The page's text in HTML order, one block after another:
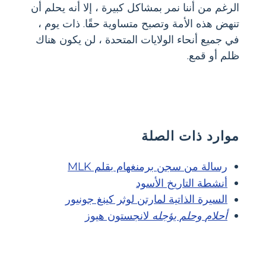
الرغم من أننا نمر بمشاكل كبيرة ، إلا أنه يحلم أن
تنهض هذه الأمة وتصبح متساوية حقًا. ذات يوم ،
في جميع أنحاء الولايات المتحدة ، لن يكون هناك
ظلم أو قمع.
موارد ذات الصلة
رسالة من سجن برمنغهام بقلم MLK
أنشطة التاريخ الأسود
السيرة الذاتية لمارتن لوثر كينغ جونيور
أحلام وحلم يؤجله لانجستون هيوز